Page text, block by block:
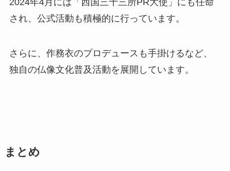
2024年4月には「西国三十三所PR大使」にも任命
され、公式活動も積極的に行っています。
さらに、作務衣のプロデュースも手掛けるなど、
独自の仏像文化普及活動を展開しています。
まとめ